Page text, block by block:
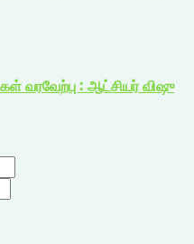
வரவேற்பு : ஆட்சியர் விஷு